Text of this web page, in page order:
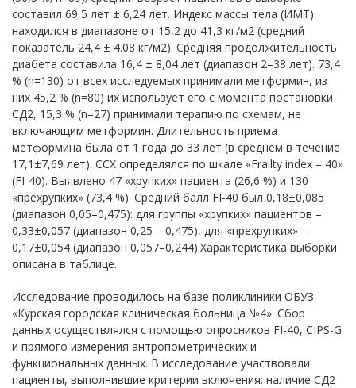
составил 69,5 лет ± 6,24 лет. Индекс массы тела (ИМТ)
находился в диапазоне от 15,2 до 41,3 кг/м2 (средний
показатель 24,4 ± 4.08 кг/м2). Средняя продолжительность
диабета составила 16,4 ± 8,04 лет (диапазон 2–38 лет). 73,4
% (n=130) от всех исследуемых принимали метформин, из
них 45,2 % (n=80) их использует его с момента постановки
СД2, 15,3 % (n=27) принимали терапию по схемам, не
включающим метформин. Длительность приема
метформина была от 1 года до 33 лет (в среднем в течение
17,1±7,69 лет). ССХ определялся по шкале «Frailty index – 40»
(FI-40). Выявлено 47 «хрупких» пациента (26,6 %) и 130
«прехрупких» (73,4 %). Средний балл FI-40 был 0,18±0,085
(диапазон 0,05–0,475): для группы «хрупких» пациентов –
0,33±0,057 (диапазон 0,25 – 0,475), для «прехрупких» –
0,17±0,054 (диапазон 0,057–0,244).Характеристика выборки
описана в таблице.
Исследование проводилось на базе поликлиники ОБУЗ
«Курская городская клиническая больница №4». Сбор
данных осуществлялся с помощью опросников FI-40, CIPS-G
и прямого измерения антропометрических и
функциональных данных. В исследование участвовали
пациенты, выполнившие критерии включения: наличие СД2